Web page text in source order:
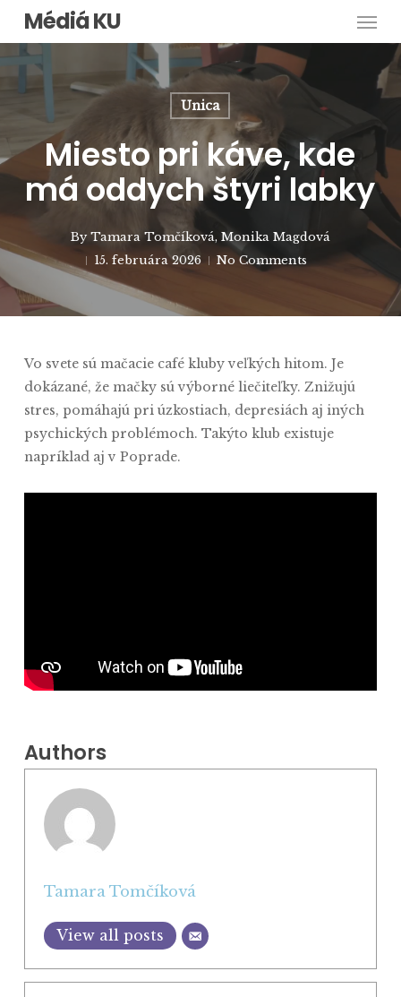
Skip
main
content
Médiá KU
Unica
Miesto pri káve, kde
má oddych štyri labky
By Tamara Tomčíková, Monika Magdová
15. februára 2026
No Comments
Vo svete sú mačacie café kluby veľkých hitom. Je
dokázané, že mačky sú výborné liečiteľky. Znižujú
stres, pomáhajú pri úzkostiach, depresiách aj iných
psychických problémoch. Takýto klub existuje
napríklad aj v Poprade.
Authors
Tamara Tomčíková
View all posts